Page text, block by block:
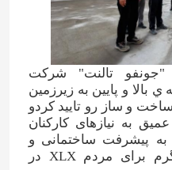
"جونفو تالنت" شرکت
بالا و پايين به زيرزمين
و ساز رو تایید کردو
به نیازهای کارکنان
پیشرفت ساختمانی و
ساخت یک خانه خوب و گرم برای مردم XLX در